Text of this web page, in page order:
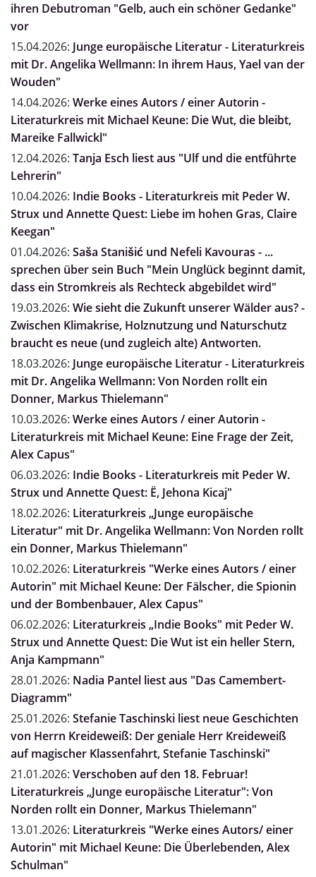
ihren Debutroman "Gelb, auch ein schöner Gedanke"
vor
15.04.2026: Junge europäische Literatur - Literaturkreis
mit Dr. Angelika Wellmann: In ihrem Haus, Yael van der
Wouden"
14.04.2026: Werke eines Autors / einer Autorin -
Literaturkreis mit Michael Keune: Die Wut, die bleibt,
Mareike Fallwickl"
12.04.2026: Tanja Esch liest aus "Ulf und die entführte
Lehrerin"
10.04.2026: Indie Books - Literaturkreis mit Peder W.
Strux und Annette Quest: Liebe im hohen Gras, Claire
Keegan"
01.04.2026: Saša Stanišić und Nefeli Kavouras - ...
sprechen über sein Buch "Mein Unglück beginnt damit,
dass ein Stromkreis als Rechteck abgebildet wird"
19.03.2026: Wie sieht die Zukunft unserer Wälder aus? -
Zwischen Klimakrise, Holznutzung und Naturschutz
braucht es neue (und zugleich alte) Antworten.
18.03.2026: Junge europäische Literatur - Literaturkreis
mit Dr. Angelika Wellmann: Von Norden rollt ein
Donner, Markus Thielemann"
10.03.2026: Werke eines Autors / einer Autorin -
Literaturkreis mit Michael Keune: Eine Frage der Zeit,
Alex Capus"
06.03.2026: Indie Books - Literaturkreis mit Peder W.
Strux und Annette Quest: Ë, Jehona Kicaj"
18.02.2026: Literaturkreis „Junge europäische
Literatur" mit Dr. Angelika Wellmann: Von Norden rollt
ein Donner, Markus Thielemann"
10.02.2026: Literaturkreis "Werke eines Autors / einer
Autorin" mit Michael Keune: Der Fälscher, die Spionin
und der Bombenbauer, Alex Capus"
06.02.2026: Literaturkreis „Indie Books" mit Peder W.
Strux und Annette Quest: Die Wut ist ein heller Stern,
Anja Kampmann"
28.01.2026: Nadia Pantel liest aus "Das Camembert-
Diagramm"
25.01.2026: Stefanie Taschinski liest neue Geschichten
von Herrn Kreideweiß: Der geniale Herr Kreideweiß
auf magischer Klassenfahrt, Stefanie Taschinski"
21.01.2026: Verschoben auf den 18. Februar!
Literaturkreis „Junge europäische Literatur": Von
Norden rollt ein Donner, Markus Thielemann"
13.01.2026: Literaturkreis "Werke eines Autors/ einer
Autorin" mit Michael Keune: Die Überlebenden, Alex
Schulman"